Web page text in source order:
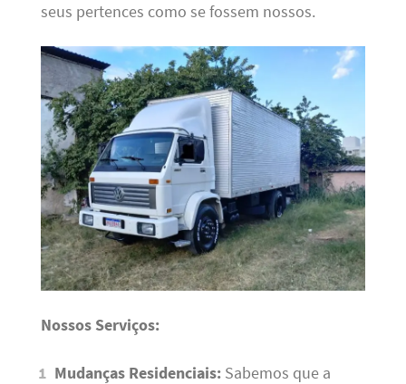
seus pertences como se fossem nossos.
Nossos Serviços:
Mudanças Residenciais: Sabemos que a